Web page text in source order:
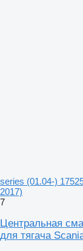
series (01.04-)
2017)
7
Центральная
для тягача